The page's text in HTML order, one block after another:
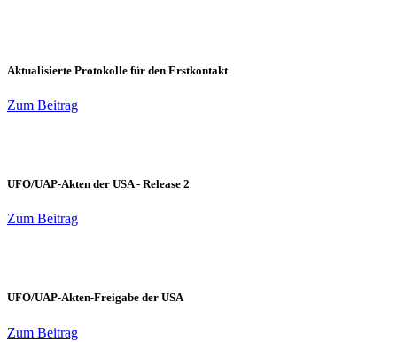
Aktualisierte Protokolle für den Erstkontakt
Zum Beitrag
UFO/UAP-Akten der USA - Release 2
Zum Beitrag
UFO/UAP-Akten-Freigabe der USA
Zum Beitrag